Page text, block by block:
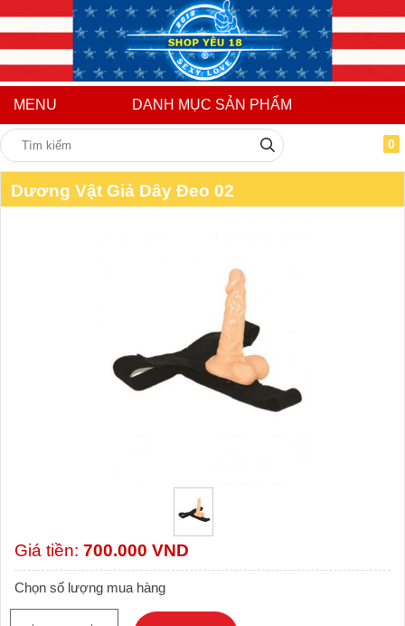
MENU DANH MỤC SẢN PHẨM
0
Dương Vật Giả Dây Đeo 02
Giá tiền: 700.000 VND
Chọn số lượng mua hàng